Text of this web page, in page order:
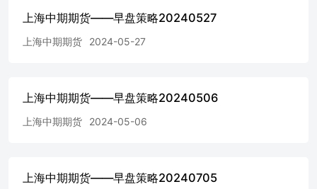
元，主要针对week 19及week20的偏低运价，调涨之后，高
的统一提价叠加运力缩减为盘面提供一定支撑，目前运价仍
0.16%，沪银主力收跌1.13%，伦敦金收涨0.60%，金银比价
83.9。上周四公布的美国上周初请失业金人数增幅超预期，
加强了市场对美联储将在今年晚些时候降息的预期，叠加中
个月增持黄金，截至4月末，中国的黄金储备达到7280万盎
上海中期期货——早盘策略20240527
上海中期期货 2024-05-27
上海中期期货——早盘策略20240506
上海中期期货 2024-05-06
上海中期期货——早盘策略20240705